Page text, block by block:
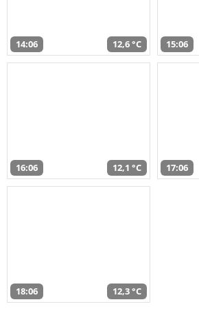
14:06 12,6 °C 15:06
16:06 12,1 °C 17:06
18:06 12,3 °C